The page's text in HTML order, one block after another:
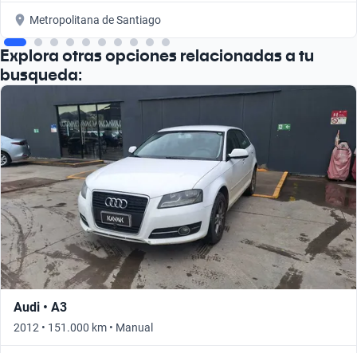
Metropolitana de Santiago
Explora otras opciones relacionadas a tu
busqueda:
Audi • A3
2012 • 151.000 km • Manual